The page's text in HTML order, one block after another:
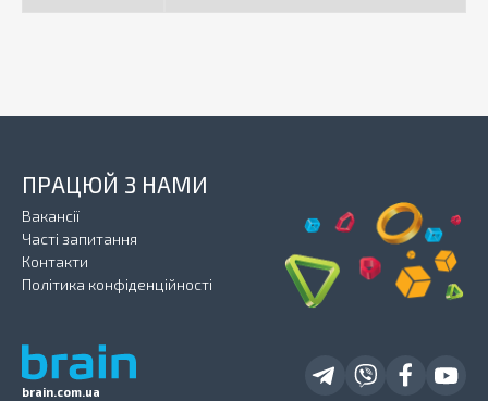
brain.com.ua
ПРАЦЮЙ З НАМИ
Вакансії
Часті запитання
Контакти
Політика конфіденційності